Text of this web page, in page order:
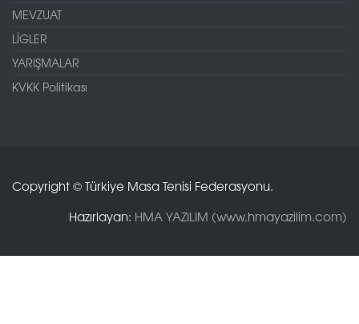
MEVZUAT
LİGLER
YARIŞMALAR
KVKK Politikası
Copyright © Türkiye Masa Tenisi Federasyonu.
Hazırlayan: HMA YAZILIM (www.hmayazilim.com)